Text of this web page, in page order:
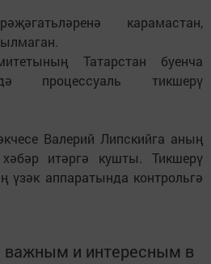
карамастан,
Татарстан буенча
процессуаль тикшерү
Валерий Липскийга аның
итәргә кушты. Тикшерү
аппаратында контрольгә
и интересным в